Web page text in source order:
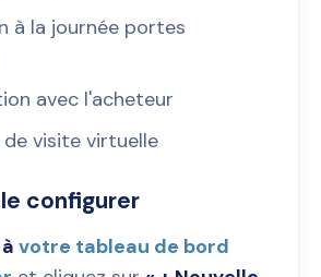
à la journée portes
avec l'acheteur
de visite virtuelle
configurer
votre tableau de bord